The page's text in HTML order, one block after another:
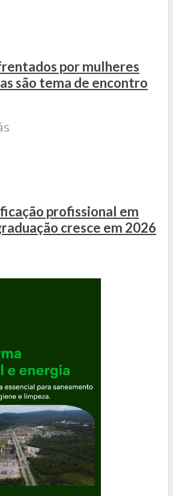
por mulheres
são tema de encontro
profissional em
cresce em 2026